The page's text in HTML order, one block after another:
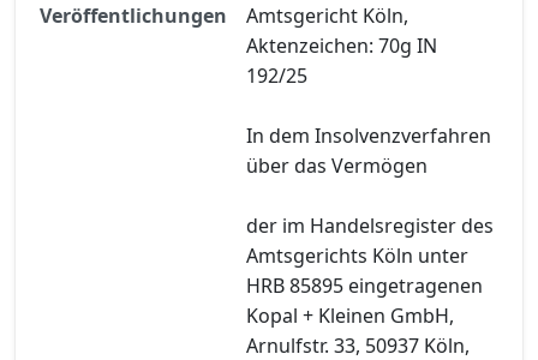
Veröffentlichungen
Amtsgericht Köln,
Aktenzeichen: 70g IN
192/25
In dem Insolvenzverfahren
über das Vermögen
der im Handelsregister des
Amtsgerichts Köln unter
HRB 85895 eingetragenen
Kopal + Kleinen GmbH,
Arnulfstr. 33, 50937 Köln,